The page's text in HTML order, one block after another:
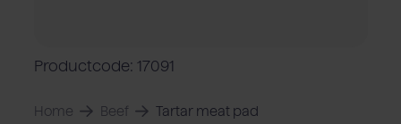
Keurmerken & certificaten
Productcode: 17091
Home Beef Tartar meat pad